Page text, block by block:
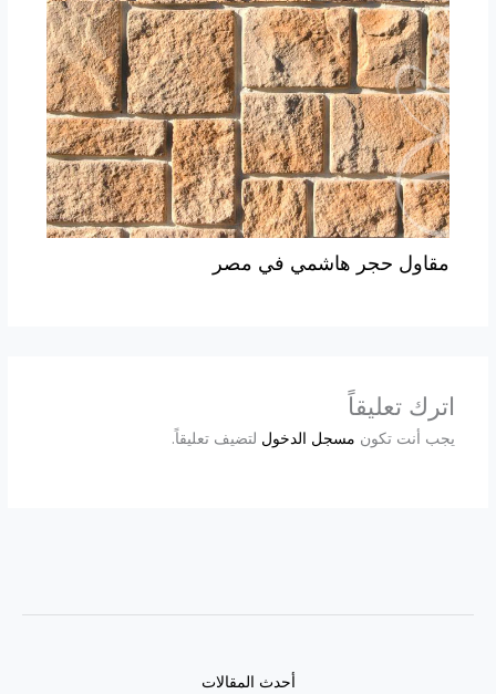
مقاول حجر هاشمي في مصر
اترك تعليقاً
يجب أنت تكون مسجل الدخول لتضيف تعليقاً.
أحدث المقالات